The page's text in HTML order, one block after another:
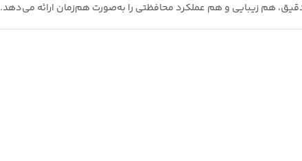
هم زیبایی و هم عملکرد محافظتی را به‌صورت هم‌زمان ارائه می‌دهد.